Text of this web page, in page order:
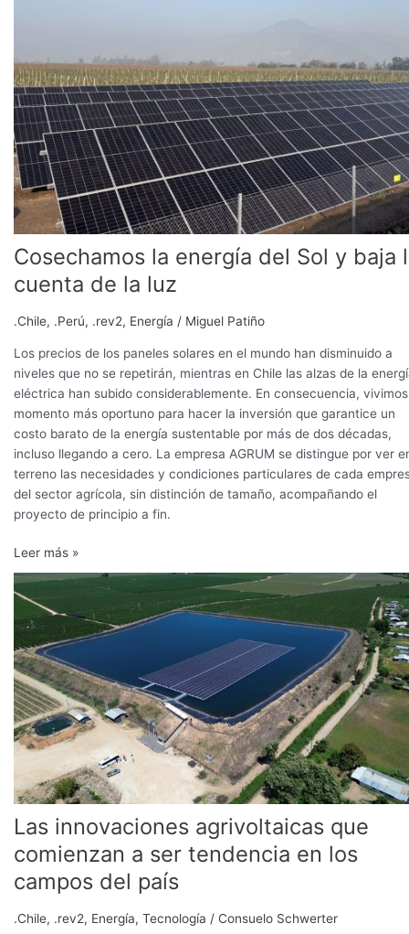
Cosechamos la energía del Sol y baja
cuenta de la luz
.Chile, .Perú, .rev2, Energía / Miguel Patiño
Los precios de los paneles solares en el mundo han disminuido a
niveles que no se repetirán, mientras en Chile las alzas de la
eléctrica han subido considerablemente. En consecuencia,
momento más oportuno para hacer la inversión que garantice un
costo barato de la energía sustentable por más de dos décadas,
incluso llegando a cero. La empresa AGRUM se distingue por ver
terreno las necesidades y condiciones particulares de cada
del sector agrícola, sin distinción de tamaño, acompañando el
proyecto de principio a fin.
y
baja
la
cuenta
de
la
luz
Leer más »
Las innovaciones agrivoltaicas que
comienzan a ser tendencia en los
campos del país
.Chile, .rev2, Energía, Tecnología / Consuelo Schwerter
Las
innovaciones
agrivoltaicas
que
comienzan
a
ser
tendencia
en
campos
del
país